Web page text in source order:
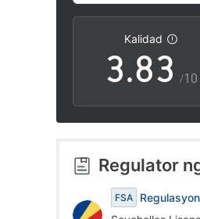
Kalidad
2
3
4
5
6
.
7
8
9
2
3
4
5
6
/10
Regulator
FSA